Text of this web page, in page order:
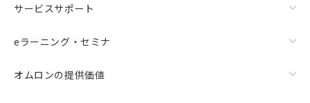
サービスサポート
eラーニング・セミナ
オムロンの提供価値